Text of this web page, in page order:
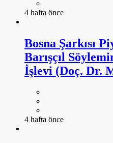
4 hafta önce
Bosna Şarkısı
Barışçıl
İşlevi (Doç. Dr.
4 hafta önce